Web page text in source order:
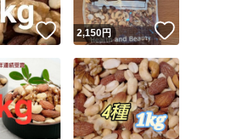
いいね！
2,150円